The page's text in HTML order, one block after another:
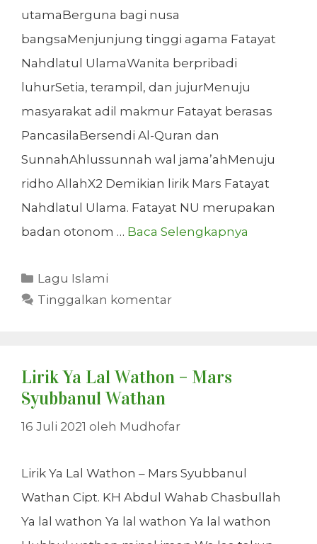
utamaBerguna bagi nusa
bangsaMenjunjung tinggi agama Fatayat
Nahdlatul UlamaWanita berpribadi
luhurSetia, terampil, dan jujurMenuju
masyarakat adil makmur Fatayat berasas
PancasilaBersendi Al-Quran dan
SunnahAhlussunnah wal jama’ahMenuju
ridho AllahX2 Demikian lirik Mars Fatayat
Nahdlatul Ulama. Fatayat NU merupakan
badan otonom … Baca Selengkapnya
Kategori
Lagu Islami
Tinggalkan komentar
Lirik Ya Lal Wathon – Mars
Syubbanul Wathan
16 Juli 2021 oleh Mudhofar
Lirik Ya Lal Wathon – Mars Syubbanul
Wathan Cipt. KH Abdul Wahab Chasbullah
Ya lal wathon Ya lal wathon Ya lal wathon